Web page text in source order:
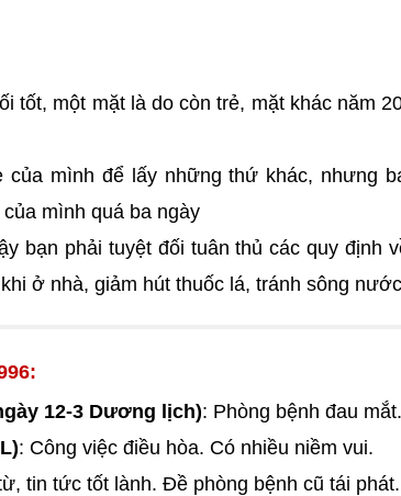
một mặt là do còn trẻ, mặt khác năm
mình để lấy những thứ khác, nhưng
mình quá ba ngày
bạn phải tuyệt đối tuân thủ các quy định
ở nhà, giảm hút thuốc lá, tránh sông
12-3 Dương lịch): Phòng bệnh đau mắt.
: Công việc điều hòa. Có nhiều niềm vui.
tin tức tốt lành. Đề phòng bệnh cũ tái phát.